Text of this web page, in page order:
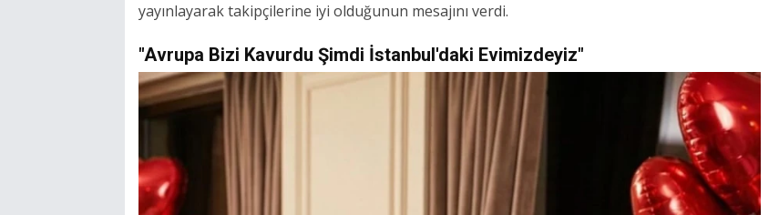
yayınlayarak takipçilerine iyi olduğunun mesajını verdi.
"Avrupa Bizi Kavurdu Şimdi İstanbul'daki Evimizdeyiz"